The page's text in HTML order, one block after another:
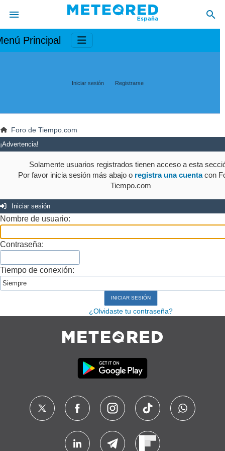
Principal
Iniciar sesión Registrarse
Foro de Tiempo.com
¡Advertencia!
Solamente usuarios registrados tienen acceso a esta
Por favor inicia sesión más abajo o registra una cuentacon
Tiempo.com
Iniciar sesión
Nombre de usuario:
Contraseña:
Tiempo de conexión:
¿Olvidaste tu contraseña?